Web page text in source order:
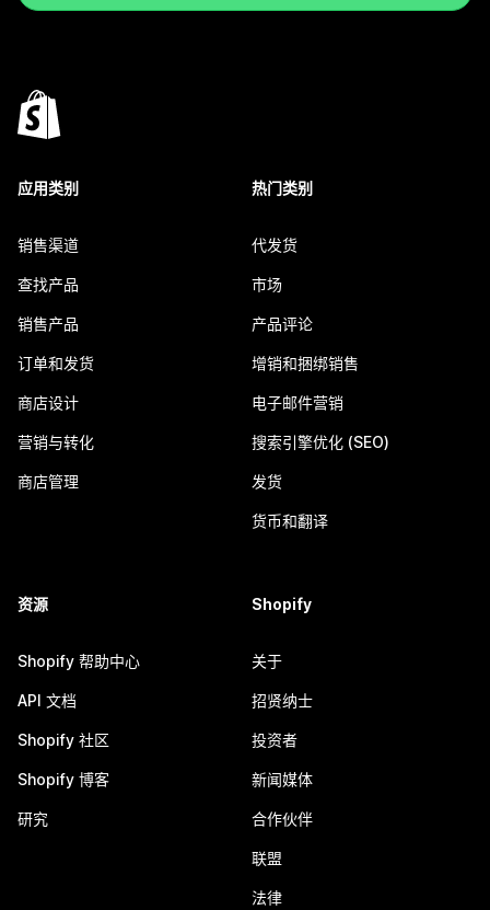
应用类别
销售渠道
查找产品
销售产品
订单和发货
商店设计
营销与转化
商店管理
热门类别
代发货
市场
产品评论
增销和捆绑销售
电子邮件营销
搜索引擎优化 (SEO)
发货
货币和翻译
资源
Shopify 帮助中心
API 文档
Shopify 社区
Shopify 博客
研究
Shopify
关于
招贤纳士
投资者
新闻媒体
合作伙伴
联盟
法律